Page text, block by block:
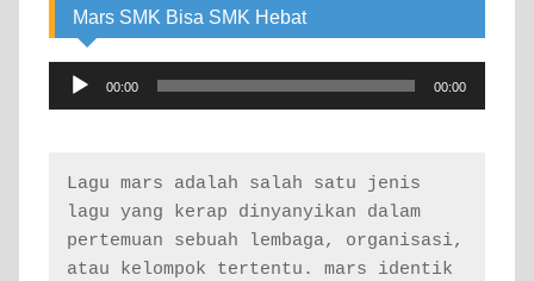
Mars SMK Bisa SMK Hebat
Audio
Player
00:00 00:00
Lagu mars adalah salah satu jenis
lagu yang kerap dinyanyikan dalam
pertemuan sebuah lembaga, organisasi,
atau kelompok tertentu. mars identik